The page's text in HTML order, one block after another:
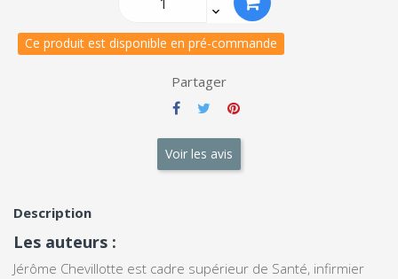
Ce produit est disponible en pré-commande
Partager
Voir les avis
Description
Les auteurs :
Jérôme Chevillotte est cadre supérieur de Santé, infirmier